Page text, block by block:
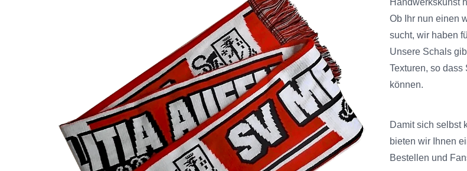
Handwerkskunst
Ob Ihr nun einen
sucht, wir haben
Unsere Schals
Texturen, so dass
können.
Damit sich selbst
bieten wir Ihnen
Bestellen und